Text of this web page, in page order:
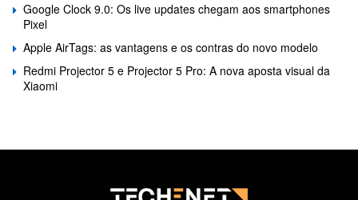
Google Clock 9.0: Os live updates chegam aos smartphones
Pixel
Apple AirTags: as vantagens e os contras do novo modelo
Redmi Projector 5 e Projector 5 Pro: A nova aposta visual da
Xiaomi